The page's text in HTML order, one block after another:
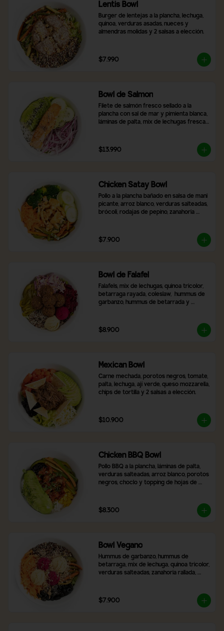
Lentis Bowl
Burger de lentejas a la plancha, lechuga,
quinoa, verduras asadas, nueces y
almendras molidas y 2 salsas a elección.
$7.990
Bowl de Salmon
Filete de salmón fresco sellado a la
plancha con sal de mar y pimienta blanca,
láminas de palta, mix de lechugas frescas,
tostado.
$13.990
Chicken Satay Bowl
Pollo a la plancha bañado en salsa de mani
picante, arroz blanco, verduras salteadas,
brócoli, rodajas de pepino, zanahoria
$7.900
Bowl de Falafel
Falafels, mix de lechugas, quinoa tricolor,
betarraga rayada, coleslaw,  hummus de
garbanzo, hummus de betarrada y
$8.900
Mexican Bowl
Carne mechada, porotos negros, tomate,
palta, lechuga, ají verde, queso mozzarella,
chips de tortilla y 2 salsas a elección.
$10.900
Chicken BBQ Bowl
Pollo BBQ a la plancha, láminas de palta,
verduras salteadas, arroz blanco, porotos
negros, choclo y topping de hojas de
$8.300
Bowl Vegano
Hummus de garbanzo, hummus de
betarraga, mix de lechuga, quinoa tricolor,
verduras salteadas, zanahoria rallada,
elección
$7.900